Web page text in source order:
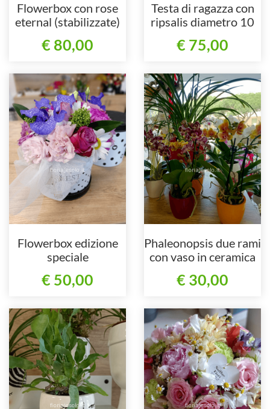
Flowerbox con rose
eternal (stabilizzate)
€ 80,00
Testa di ragazza con
ripsalis diametro 10
€ 75,00
Flowerbox edizione
speciale
€ 50,00
Phaleonopsis due rami
con vaso in ceramica
€ 30,00